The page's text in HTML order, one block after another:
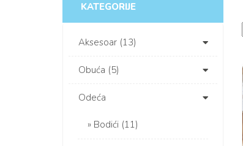
KATEGORIJE
Aksesoar (13)
Obuća (5)
Odeća
Bodići (11)